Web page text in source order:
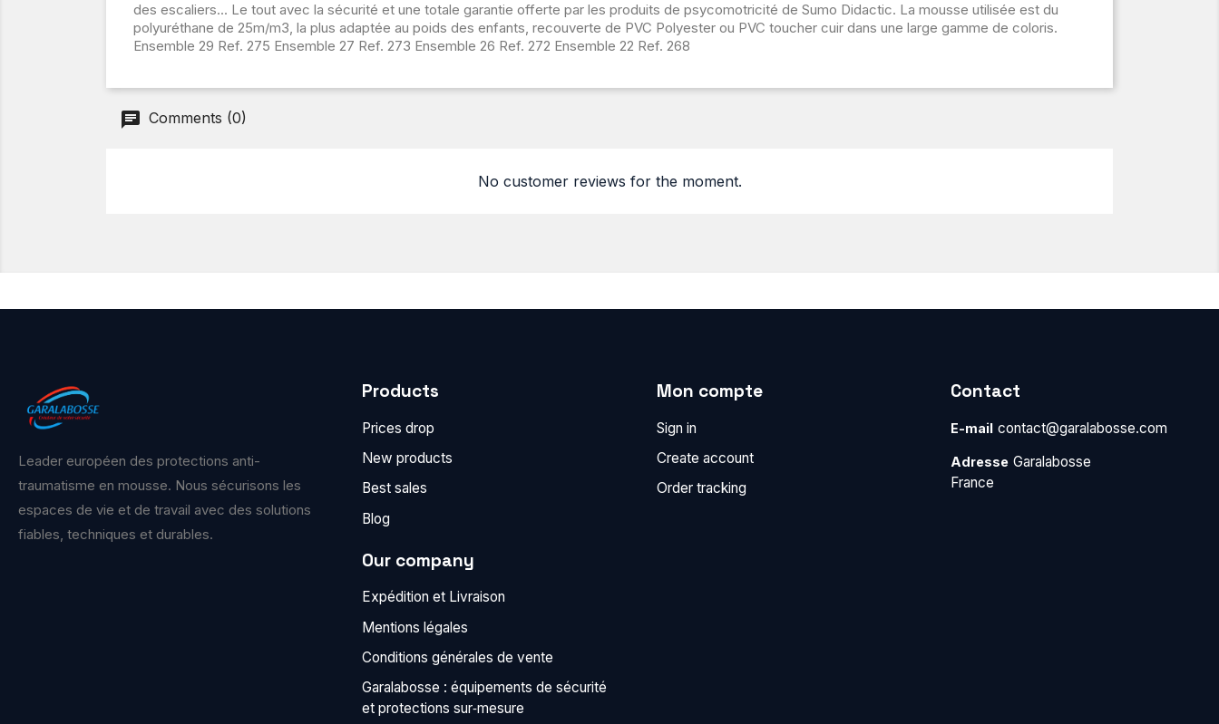
des escaliers... Le tout avec la sécurité et une totale garantie offerte par les produits de psycomotricité de Sumo Didactic. La mousse utilisée est du
polyuréthane de 25m/m3, la plus adaptée au poids des enfants, recouverte de PVC Polyester ou PVC toucher cuir dans une large gamme de coloris.
Ensemble 29 Ref. 275 Ensemble 27 Ref. 273 Ensemble 26 Ref. 272 Ensemble 22 Ref. 268
Comments (0)
No customer reviews for the moment.
Leader européen des protections anti-
traumatisme en mousse. Nous sécurisons les
espaces de vie et de travail avec des solutions
fiables, techniques et durables.
Products
Prices drop
New products
Best sales
Blog
Our company
Expédition et Livraison
Mentions légales
Conditions générales de vente
Garalabosse : équipements de sécurité
et protections sur‑mesure
Mon compte
Sign in
Create account
Order tracking
Contact
E-mail contact@garalabosse.com
Adresse Garalabosse
France